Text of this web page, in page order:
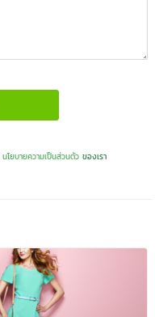
นโยบายความเป็นส่วนตัว ของเรา